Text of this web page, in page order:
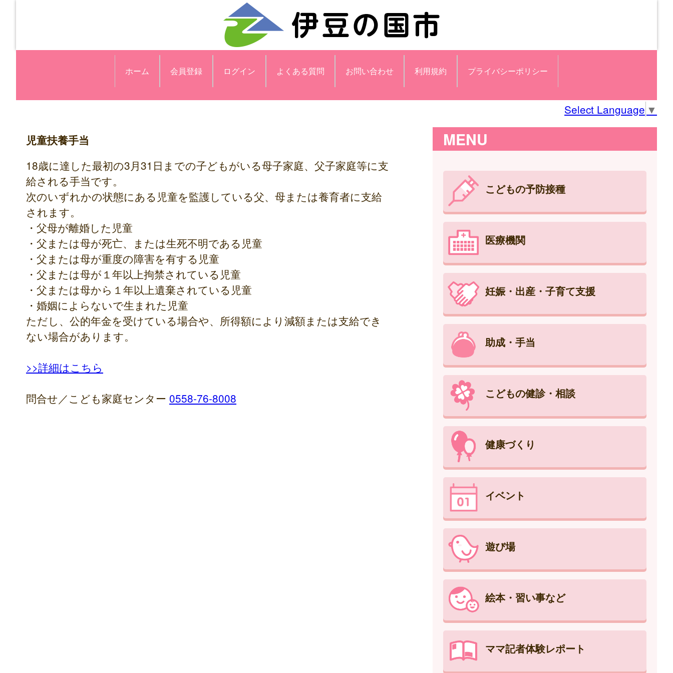
ホーム 会員登録 ログイン よくある質問 お問い合わせ 利用規約 プライバシーポリシー
Select Language ▼
児童扶養手当
18歳に達した最初の3月31日までの子どもがいる母子家庭、父子家庭等に支
給される手当です。
次のいずれかの状態にある児童を監護している父、母または養育者に支給
されます。
・父母が離婚した児童
・父または母が死亡、または生死不明である児童
・父または母が重度の障害を有する児童
・父または母が１年以上拘禁されている児童
・父または母から１年以上遺棄されている児童
・婚姻によらないで生まれた児童
ただし、公的年金を受けている場合や、所得額により減額または支給でき
ない場合があります。
>>詳細はこちら
問合せ／こども家庭センター 0558-76-8008
MENU
こどもの予防接種
医療機関
妊娠・出産・子育て支援
助成・手当
こどもの健診・相談
健康づくり
イベント
遊び場
絵本・習い事など
ママ記者体験レポート